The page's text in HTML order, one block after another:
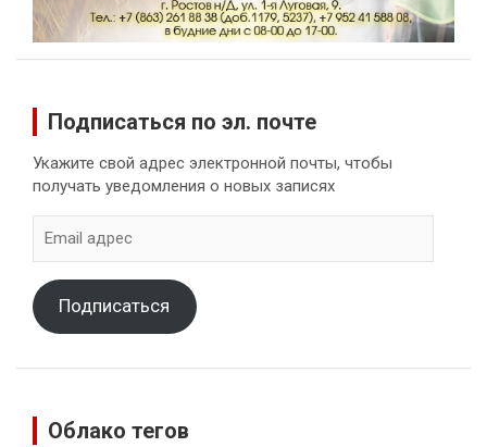
Подписаться по эл. почте
Укажите свой адрес электронной почты, чтобы
получать уведомления о новых записях
адрес
Подписаться
Облако тегов